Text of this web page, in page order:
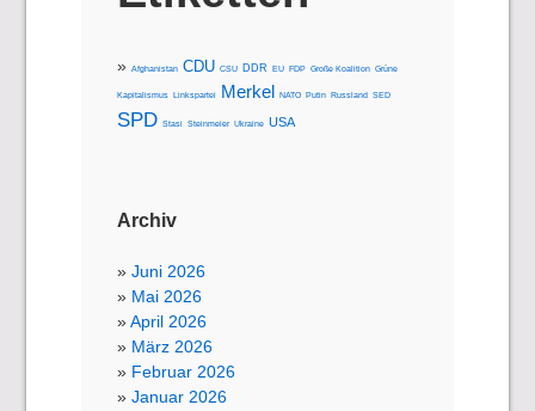
Afghanistan CDU CSU DDR EU FDP Große Koalition Grüne
Kapitalismus Linkspartei Merkel NATO Putin Russland SED
SPD Stasi Steinmeier Ukraine USA
Archiv
Juni 2026
Mai 2026
April 2026
März 2026
Februar 2026
Januar 2026